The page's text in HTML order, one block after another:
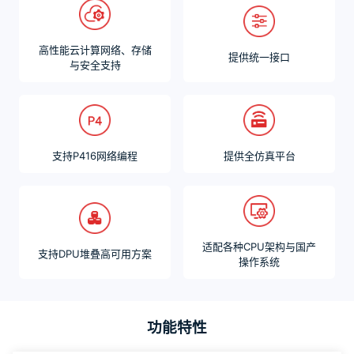
高性能云计算网络、存储
与安全支持
提供统一接口
支持P416网络编程 提供全仿真平台
支持DPU堆叠高可用方案
适配各种CPU架构与国产
操作系统
功能特性